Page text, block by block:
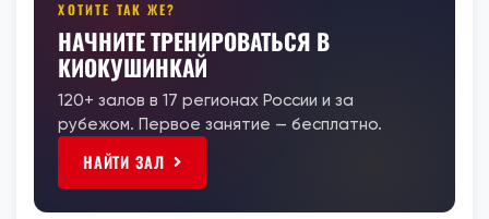
ХОТИТЕ ТАК ЖЕ?
НАЧНИТЕ ТРЕНИРОВАТЬСЯ В
КИОКУШИНКАЙ
120+ залов в 17 регионах России и за
рубежом. Первое занятие — бесплатно.
НАЙТИ ЗАЛ